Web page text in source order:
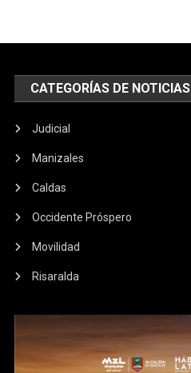
CATEGORÍAS DE NOTICIAS
Judicial
Manizales
Caldas
Occidente Próspero
Movilidad
Risaralda